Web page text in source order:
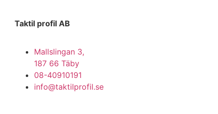
Taktil profil AB
Mallslingan 3,
187 66 Täby
08-40910191
info@taktilprofil.se